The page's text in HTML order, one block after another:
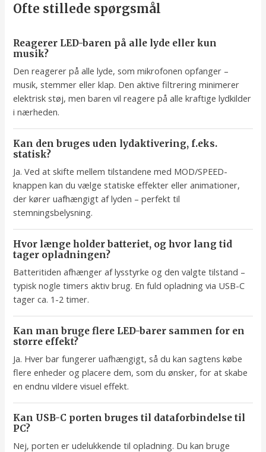
Ofte stillede spørgsmål
Reagerer LED-baren på alle lyde eller kun
musik?
Den reagerer på alle lyde, som mikrofonen opfanger –
musik, stemmer eller klap. Den aktive filtrering minimerer
elektrisk støj, men baren vil reagere på alle kraftige lydkilder
i nærheden.
Kan den bruges uden lydaktivering, f.eks.
statisk?
Ja. Ved at skifte mellem tilstandene med MOD/SPEED-
knappen kan du vælge statiske effekter eller animationer,
der kører uafhængigt af lyden – perfekt til
stemningsbelysning.
Hvor længe holder batteriet, og hvor lang tid
tager opladningen?
Batteritiden afhænger af lysstyrke og den valgte tilstand –
typisk nogle timers aktiv brug. En fuld opladning via USB-C
tager ca. 1-2 timer.
Kan man bruge flere LED-barer sammen for en
større effekt?
Ja. Hver bar fungerer uafhængigt, så du kan sagtens købe
flere enheder og placere dem, som du ønsker, for at skabe
en endnu vildere visuel effekt.
Kan USB-C porten bruges til dataforbindelse til
PC?
Nej, porten er udelukkende til opladning. Du kan bruge